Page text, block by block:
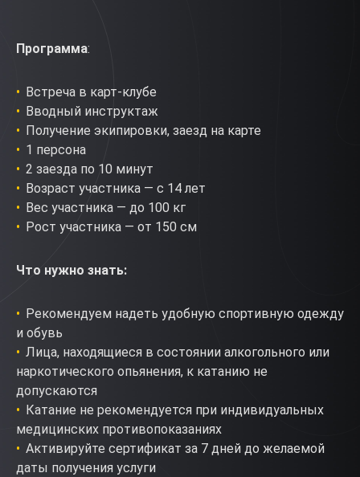
Программа:
Встреча в карт-клубе
Вводный инструктаж
Получение экипировки, заезд на карте
1 персона
2 заезда по 10 минут
Возраст участника — с 14 лет
Вес участника — до 100 кг
Рост участника — от 150 см
Что нужно знать:
Рекомендуем надеть удобную спортивную одежду
и обувь
Лица, находящиеся в состоянии алкогольного или
наркотического опьянения, к катанию не
допускаются
Катание не рекомендуется при индивидуальных
медицинских противопоказаниях
Активируйте сертификат за 7 дней до желаемой
даты получения услуги